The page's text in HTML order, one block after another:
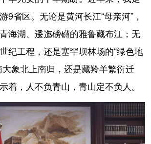
9省区。无论是黄河长江“母亲河”，
海湖、逶迤磅礴的雅鲁藏布江；无
纪工程，还是塞罕坝林场的“绿色地
大象北上南归，还是藏羚羊繁衍迁
，人不负青山，青山定不负人。